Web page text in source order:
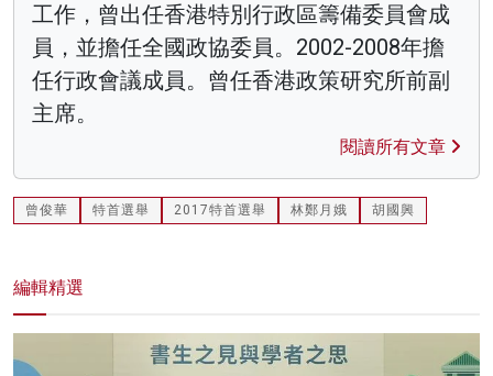
工作，曾出任香港特別行政區籌備委員會成
員，並擔任全國政協委員。2002-2008年擔
任行政會議成員。曾任香港政策研究所前副
主席。
閱讀所有文章
曾俊華 特首選舉 2017特首選舉 林鄭月娥 胡國興
編輯精選